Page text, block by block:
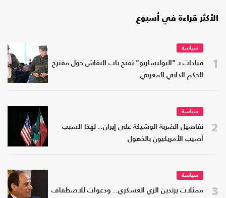
الأكثر قراءة في أسبوع
1
سياسة
قيادات بـ "البوليساريو" تفتح باب النقاش حول مقترح
الحكم الذاتي المغربي
2
سياسة
تفاصيل الضربة الوشيكة على إيران.. لهذا السبب
أصيب الأمريكيون بالذهول
3
سياسة
ممثلات يرتدين الزي العسكري.. ودعوات للاصطفاف